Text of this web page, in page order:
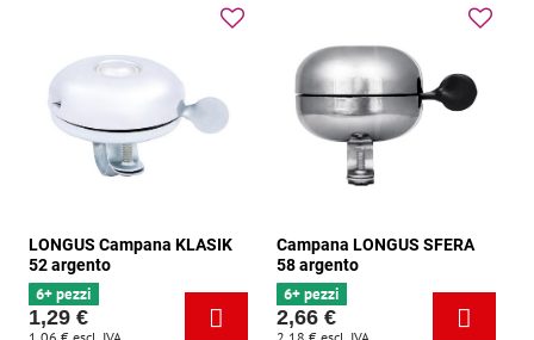
LONGUS Campana KLASIK
52 argento
6+ pezzi
1,29 €
Campana LONGUS SFERA
58 argento
6+ pezzi
2,66 €